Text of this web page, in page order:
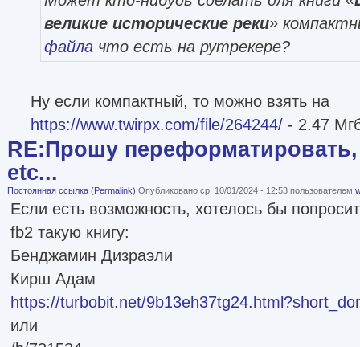
великие исторические реки»
файлачто есть на рутрекере?
Ну если компактный, то можно взять на
https://www.twirpx.com/file/264244/ - 2.47
RE:Прошу переформатировать,
etc...
Постоянная ссылка (Permalink) Опубликовано ср, 10/01/2024 - 12:53 пользователем
Если есть возможность, хотелось бы
fb2 такую книгу:
Бенджамин Дизраэли
Кирш Адам
https://turbobit.net/
или